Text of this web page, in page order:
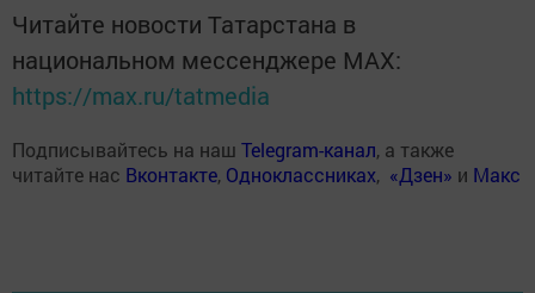
Читайте новости Татарстана в
национальном мессенджере MАХ:
https://max.ru/tatmedia
Подписывайтесь на наш Telegram-канал, а также
читайте нас Вконтакте, Одноклассниках, «Дзен» и Макс